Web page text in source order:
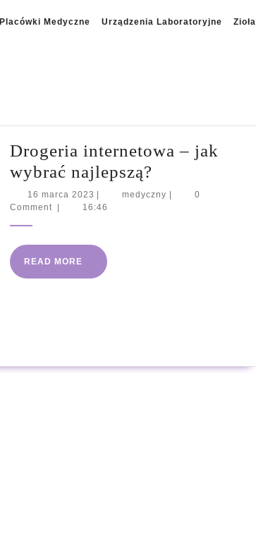
Placówki Medyczne Urządzenia Laboratoryjne Zioła
Drogeria internetowa – jak
wybrać najlepszą?
internetowa
16 marca 2023 16
marca
medyczny medyczny
0
Comment
16:46
READ MORE
READ
MORE